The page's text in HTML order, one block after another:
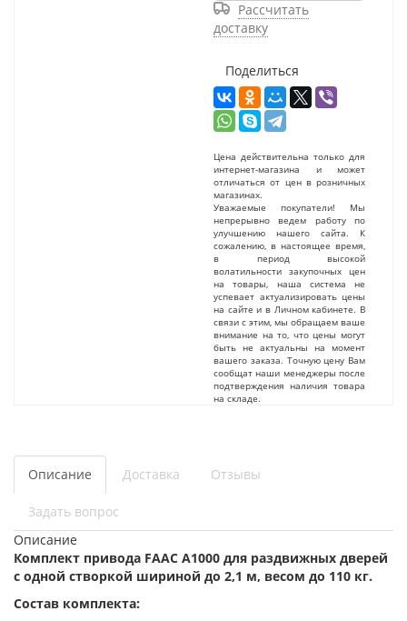
Рассчитать
доставку
Поделиться
Цена действительна только для
интернет-магазина и может
отличаться от цен в розничных
магазинах.
Уважаемые покупатели! Мы
непрерывно ведем работу по
улучшению нашего сайта. К
сожалению, в настоящее время,
в период высокой
волатильности закупочных цен
на товары, наша система не
успевает актуализировать цены
на сайте и в Личном кабинете. В
связи с этим, мы обращаем ваше
внимание на то, что цены могут
быть не актуальны на момент
вашего заказа. Точную цену Вам
сообщат наши менеджеры после
подтверждения наличия товара
на складе.
Описание Доставка Отзывы
Задать вопрос
Описание
Комплект привода FAAC А1000 для раздвижных дверей
с одной створкой шириной до 2,1 м, весом до 110 кг.
Состав комплекта: